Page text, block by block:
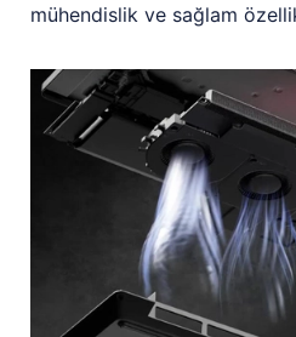
mühendislik ve sağlam